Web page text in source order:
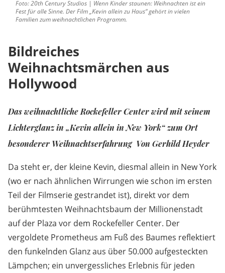
Foto: 20th Century Studios | Wenn Kinder staunen: Weihnachten ist ein
Fest für alle Sinne. Der Film „Kevin allein zu Haus“ gehört in vielen
Bildreiches
Weihnachtsmärchen aus
Hollywood
Das weihnachtliche Rockefeller Center wird mit seinem
besonderer Weihnachtserfahrung Von Gerhild Heyder
Da steht er, der kleine Kevin, diesmal allein in New York
(wo er nach ähnlichen Wirrungen wie schon im ersten
Teil der Filmserie gestrandet ist), direkt vor dem
berühmtesten Weihnachtsbaum der Millionenstadt
auf der Plaza vor dem Rockefeller Center. Der
vergoldete Prometheus am Fuß des Baumes reflektiert
den funkelnden Glanz aus über 50.000 aufgesteckten